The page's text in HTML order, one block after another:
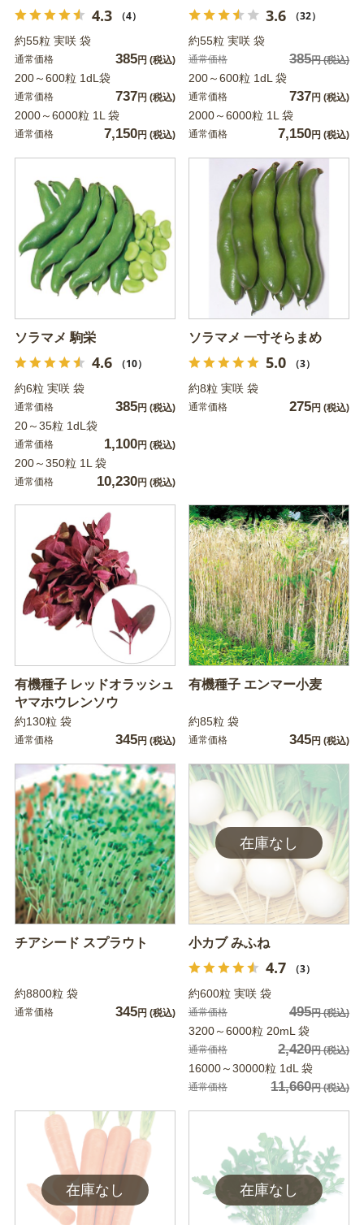
4.3 （4）
約55粒 実咲 袋
通常価格 385円 (税込)
200～600粒 1dL袋
通常価格 737円 (税込)
2000～6000粒 1L 袋
通常価格 7,150円 (税込)
3.6 （32）
約55粒 実咲 袋
通常価格 385円(税込)
200～600粒 1dL 袋
通常価格 737円 (税込)
2000～6000粒 1L 袋
通常価格 7,150円 (税込)
ソラマメ 駒栄
4.6 （10）
約6粒 実咲 袋
通常価格 385円 (税込)
20～35粒 1dL袋
通常価格 1,100円 (税込)
200～350粒 1L 袋
通常価格 10,230円 (税込)
ソラマメ 一寸そらまめ
5.0 （3）
約8粒 実咲 袋
通常価格 275円 (税込)
有機種子 レッドオラッシュ
ヤマホウレンソウ
約130粒 袋
通常価格 345円 (税込)
有機種子 エンマー小麦
約85粒 袋
通常価格 345円 (税込)
チアシード スプラウト
約8800粒 袋
通常価格 345円 (税込)
小カブ みふね
4.7 （3）
約600粒 実咲 袋
通常価格 495円(税込)
3200～6000粒 20mL 袋
通常価格 2,420円(税込)
16000～30000粒 1dL 袋
通常価格 11,660円(税込)